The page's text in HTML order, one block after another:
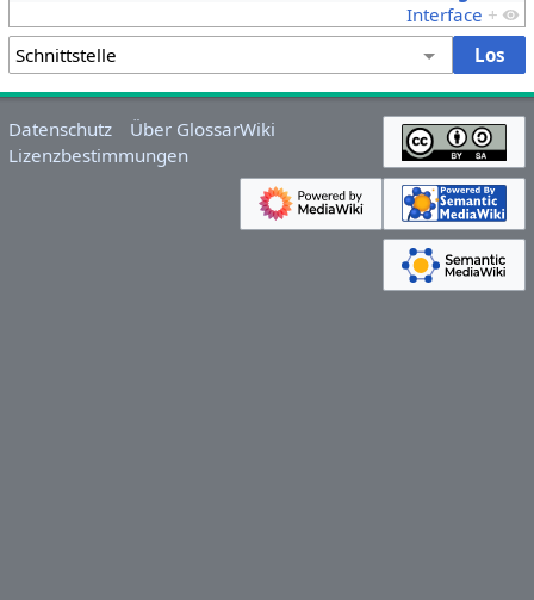
Interface +
Datenschutz
Über GlossarWiki
Lizenzbestimmungen